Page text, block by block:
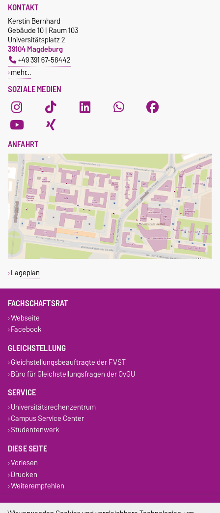
SOZIALE MEDIEN
KONTAKT
Kerstin Bernhard
Gebäude 10 | Raum 103
Universitätsplatz 2
39104 Magdeburg
+49 391 67-58442
mehr…
ANFAHRT
Lageplan
FACHSCHAFTSRAT
Webseite
Facebook
GLEICHSTELLUNG
Gleichstellungsbeauftragte der FVST
Büro für Gleichstellungsfragen der OvGU
SERVICE
Universitätsrechenzentrum
Campus Service Center
Studentenwerk
DIESE SEITE
Vorlesen
Drucken
Weiterempfehlen
Impressum